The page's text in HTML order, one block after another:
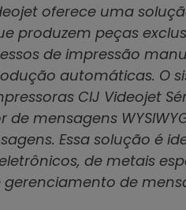
oferece uma
produzem peças
de impressão
automáticas. O
CIJ Videojet
mensagens
Essa solução é
de metais
de